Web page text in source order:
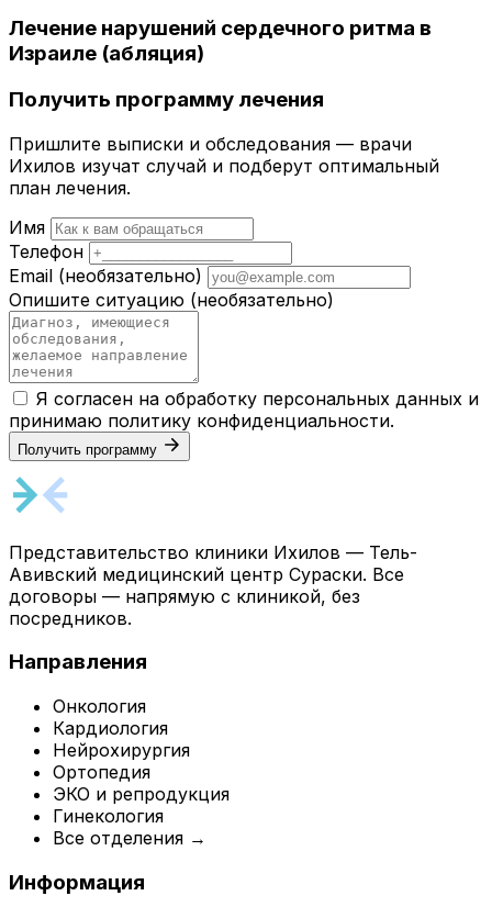
Лечение нарушений сердечного ритма в
Израиле (абляция)
Получить программу лечения
Пришлите выписки и обследования — врачи
Ихилов изучат случай и подберут оптимальный
план лечения.
Имя
Телефон
Email (необязательно)
Опишите ситуацию (необязательно)
Я согласен на обработку персональных данных и
принимаю политику конфиденциальности.
Получить программу
Представительство клиники Ихилов — Тель-
Авивский медицинский центр Сураски. Все
договоры — напрямую с клиникой, без
посредников.
Направления
Онкология
Кардиология
Нейрохирургия
Ортопедия
ЭКО и репродукция
Гинекология
Все отделения →
Информация